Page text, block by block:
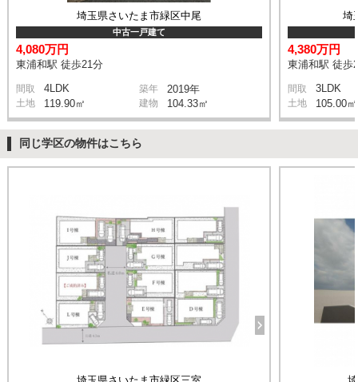
埼玉県さいたま市緑区中尾
中古一戸建て
4,080万円
東浦和駅 徒歩21分
間取 4LDK 築年 2019年
土地 119.90㎡ 建物 104.33㎡
埼
4,380万円
東浦和駅 徒歩
間取 3LDK
土地 105.00㎡
同じ学区の物件はこちら